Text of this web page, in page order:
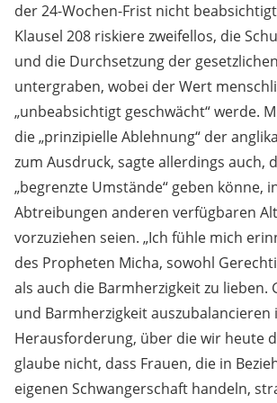
der 24-Wochen-Frist nicht
Klausel 208 riskiere zweifellos, die
und die Durchsetzung der
untergraben, wobei der Wert
„unbeabsichtigt geschwächt“ werde.
die „prinzipielle Ablehnung“ der
zum Ausdruck, sagte allerdings auch,
„begrenzte Umstände“ geben könne,
Abtreibungen anderen verfügbaren
vorzuziehen seien. „Ich fühle mich
des Propheten Micha, sowohl
als auch die Barmherzigkeit zu lieben.
und Barmherzigkeit auszubalancieren
Herausforderung, über die wir heute
glaube nicht, dass Frauen, die in
eigenen Schwangerschaft handeln,